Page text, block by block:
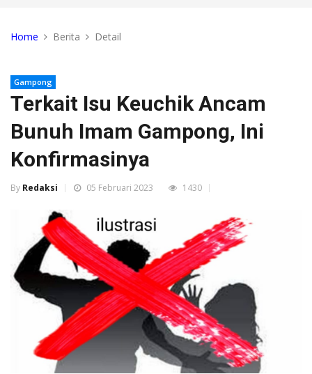
Home Berita Detail
Gampong
Terkait Isu Keuchik Ancam
Bunuh Imam Gampong, Ini
Konfirmasinya
By Redaksi 05 Februari 2023 1430